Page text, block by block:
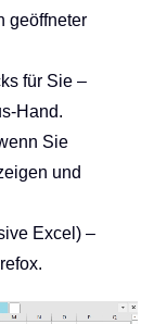
geöffneter
für Sie –
Hand.
Sie
und
Excel) –